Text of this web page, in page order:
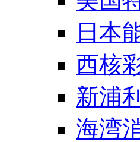
日本
西核
新浦
海湾